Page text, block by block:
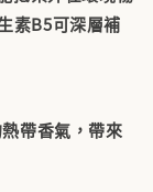
素B5可深層補
帶香氣，帶來